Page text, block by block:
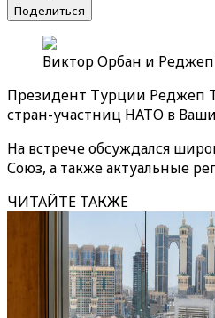
Поделиться
Виктор Орбан и
Президент Турции Реджеп
стран-участниц НАТО в
На встрече обсуждался
Союз, а также актуальные
ЧИТАЙТЕ ТАКЖЕ